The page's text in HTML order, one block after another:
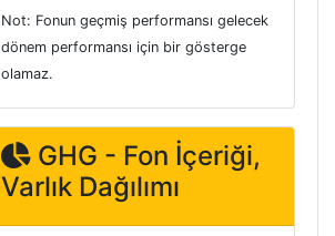
Not: Fonun geçmiş performansı gelecek
dönem performansı için bir gösterge
olamaz.
GHG - Fon İçeriği,
Varlık Dağılımı